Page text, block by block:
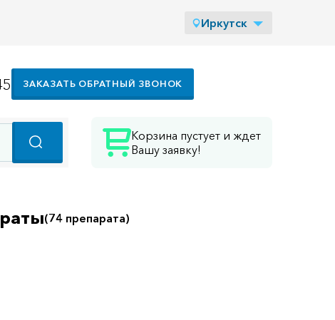
Иркутск
Корзина пустует и ждет
Вашу заявку!
ЗАКАЗАТЬ ОБРАТНЫЙ ЗВОНОК
(74 препарата)